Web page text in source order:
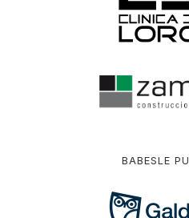
BABESLE